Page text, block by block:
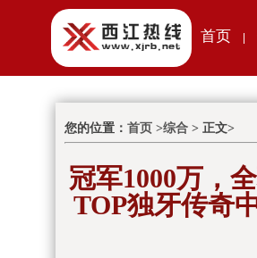
首页
您的位置： 首页 >综合 > 正文>
冠军1000万，
TOP独牙传奇